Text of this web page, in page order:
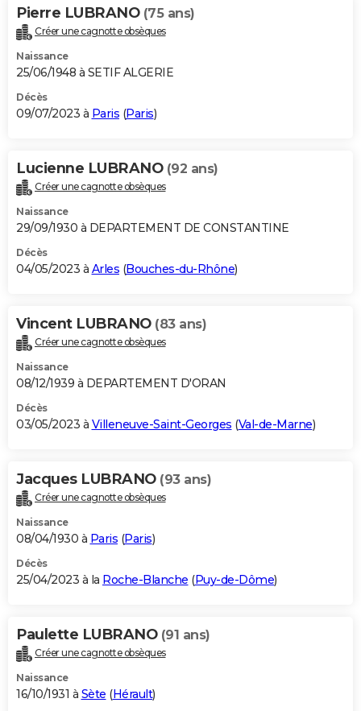
Pierre LUBRANO (75 ans)
Créer une cagnotte obsèques
Naissance
25/06/1948 à SETIF ALGERIE
Décès
09/07/2023 à Paris (Paris)
Lucienne LUBRANO (92 ans)
Créer une cagnotte obsèques
Naissance
29/09/1930 à DEPARTEMENT DE CONSTANTINE
Décès
04/05/2023 à Arles (Bouches-du-Rhône)
Vincent LUBRANO (83 ans)
Créer une cagnotte obsèques
Naissance
08/12/1939 à DEPARTEMENT D'ORAN
Décès
03/05/2023 à Villeneuve-Saint-Georges (Val-de-Marne)
Jacques LUBRANO (93 ans)
Créer une cagnotte obsèques
Naissance
08/04/1930 à Paris (Paris)
Décès
25/04/2023 à la Roche-Blanche (Puy-de-Dôme)
Paulette LUBRANO (91 ans)
Créer une cagnotte obsèques
Naissance
16/10/1931 à Sète (Hérault)